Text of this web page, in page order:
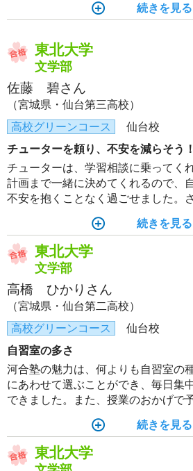
業を通して、受験が終わった先も残
続きを見る
東北大学
文学部
佐藤 碧さん
（宮城県・仙台第三高校）
高校グリーンコース
仙台校
チューターを頼り、不安を減らそう！
チューターは、学習相談に乗ってく
計画まで一緒に決めてくれるので、
不安を抱くことなく過ごせました。
アドバイスまでしてくれました。
続きを見る
東北大学
文学部
高橋 ひかりさん
（宮城県・仙台第二高校）
高校グリーンコース
仙台校
自習室の多さ
河合塾の魅力は、何よりも自習室の
にあわせて選ぶことができ、毎日集
できました。また、授業のおかげ
でも講師の方々にたくさんのアドバ
入試本番の大きな心の支えとなりま
続きを見る
東北大学